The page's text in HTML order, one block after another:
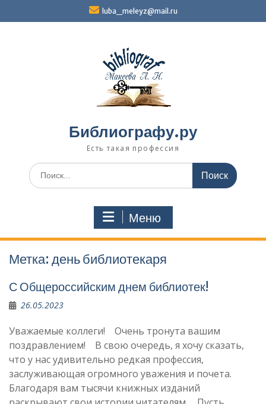
luba_meleyz@mail.ru
Библиографу.ру
Есть такая профессия
Поиск
по:
Меню
Метка: день библиотекаря
С Общероссийским днем библиотек!
26.05.2023
Уважаемые коллеги! Очень тронута вашим
поздравлением! В свою очередь, я хочу сказать,
что у нас удивительно редкая профессия,
заслуживающая огромного уважения и почета.
Благодаря вам тысячи книжных изданий